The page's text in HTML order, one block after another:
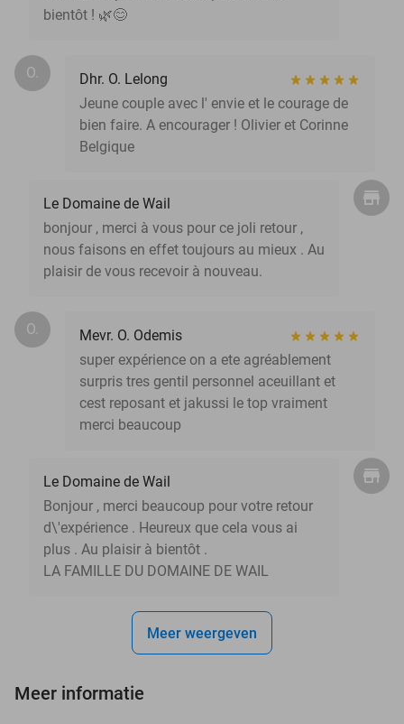
bientôt ! 🌿😊
O.
Dhr. O. Lelong
Jeune couple avec l' envie et le courage de
bien faire. A encourager ! Olivier et Corinne
Belgique
Le Domaine de Wail
bonjour , merci à vous pour ce joli retour ,
nous faisons en effet toujours au mieux . Au
plaisir de vous recevoir à nouveau.
O.
Mevr. O. Odemis
super expérience on a ete agréablement
surpris tres gentil personnel aceuillant et
cest reposant et jakussi le top vraiment
merci beaucoup
Le Domaine de Wail
Bonjour , merci beaucoup pour votre retour
d\'expérience . Heureux que cela vous ai
plus . Au plaisir à bientôt .
LA FAMILLE DU DOMAINE DE WAIL
Meer weergeven
Meer informatie